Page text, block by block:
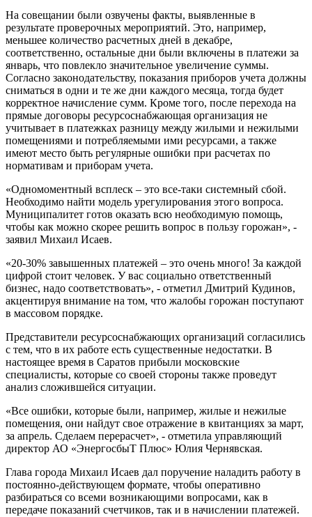
На совещании были озвучены факты, выявленные в
результате проверочных мероприятий. Это, например,
меньшее количество расчетных дней в декабре,
соответственно, остальные дни были включены в платежи за
январь, что повлекло значительное увеличение суммы.
Согласно законодательству, показания приборов учета должны
сниматься в одни и те же дни каждого месяца, тогда будет
корректное начисление сумм. Кроме того, после перехода на
прямые договоры ресурсоснабжающая организация не
учитывает в платежках разницу между жилыми и нежилыми
помещениями и потребляемыми ими ресурсами, а также
имеют место быть регулярные ошибки при расчетах по
нормативам и приборам учета.
«Одномоментный всплеск – это все-таки системный сбой.
Необходимо найти модель урегулирования этого вопроса.
Муниципалитет готов оказать всю необходимую помощь,
чтобы как можно скорее решить вопрос в пользу горожан», -
заявил Михаил Исаев.
«20-30% завышенных платежей – это очень много! За каждой
цифрой стоит человек. У вас социально ответственный
бизнес, надо соответствовать», - отметил Дмитрий Кудинов,
акцентируя внимание на том, что жалобы горожан поступают
в массовом порядке.
Представители ресурсоснабжающих организаций согласились
с тем, что в их работе есть существенные недостатки. В
настоящее время в Саратов прибыли московские
специалисты, которые со своей стороны также проведут
анализ сложившейся ситуации.
«Все ошибки, которые были, например, жилые и нежилые
помещения, они найдут свое отражение в квитанциях за март,
за апрель. Сделаем перерасчет», - отметила управляющий
директор АО «ЭнергосбыТ Плюс» Юлия Чернявская.
Глава города Михаил Исаев дал поручение наладить работу в
постоянно-действующем формате, чтобы оперативно
разбираться со всеми возникающими вопросами, как в
передаче показаний счетчиков, так и в начислении платежей.